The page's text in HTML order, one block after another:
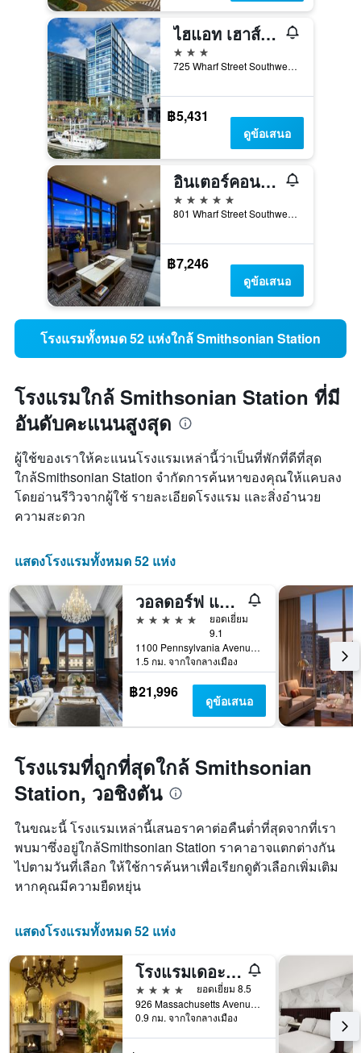
ไฮแอท เฮาส์ วอชิงตัน ดี.ซี./เดอะวาร์ฟ
3 ดาว
725 Wharf Street Southwest, วอชิงตัน, DC, สหรัฐอเมริกา
฿5,431
ดูข้อเสนอ
อินเตอร์คอนติเนนตัล วอชิงตัน ดี.ซี. - เดอะวอร์ฟ - เครือโรงแรมไอเอชจี
5 ดาว
801 Wharf Street Southwest, วอชิงตัน, DC, สหรัฐอเมริกา
฿7,246
ดูข้อเสนอ
โรงแรมทั้งหมด 52 แห่งใกล้ Smithsonian Station
โรงแรมใกล้ Smithsonian Station ที่มี
อันดับคะแนนสูงสุด
ผู้ใช้ของเราให้คะแนนโรงแรมเหล่านี้ว่าเป็นที่พักที่ดีที่สุด
ใกล้Smithsonian Station จำกัดการค้นหาของคุณให้แคบลง
โดยอ่านรีวิวจากผู้ใช้ รายละเอียดโรงแรม และสิ่งอำนวย
ความสะดวก
แสดงโรงแรมทั้งหมด 52 แห่ง
วอลดอร์ฟ แอสโตเรีย วอร์ชิงตัน ดีซี
5 ดาว
ยอดเยี่ยม
9.1
1100 Pennsylvania Avenue Northwest, วอชิงตัน, DC, สหรัฐอเมริกา
1.5 กม. จากใจกลางเมือง
฿21,996 ดูข้อเสนอ
โรงแรมที่ถูกที่สุดใกล้ Smithsonian
Station, วอชิงตัน
ในขณะนี้ โรงแรมเหล่านี้เสนอราคาต่อคืนต่ำที่สุดจากที่เรา
พบมาซึ่งอยู่ใกล้Smithsonian Station ราคาอาจแตกต่างกัน
ไปตามวันที่เลือก ให้ใช้การค้นหาเพื่อเรียกดูตัวเลือกเพิ่มเติม
หากคุณมีความยืดหยุ่น
แสดงโรงแรมทั้งหมด 52 แห่ง
โรงแรมเดอะเฮนลีย์ พาร์ค
4 ดาว
ยอดเยี่ยม 8.5
926 Massachusetts Avenue Northwest, วอชิงตัน, DC, สหรัฐอเมริกา
0.9 กม. จากใจกลางเมือง